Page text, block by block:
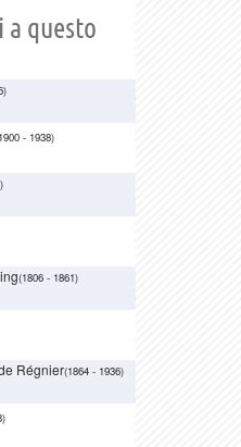
questo
- 1938)
(1806 - 1861)
Régnier(1864 - 1936)